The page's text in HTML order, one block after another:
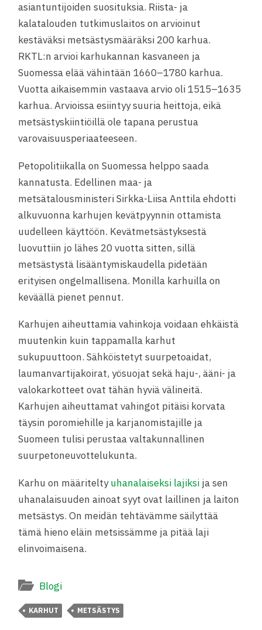
asiantuntijoiden suosituksia. Riista- ja
kalatalouden tutkimuslaitos on arvioinut
kestäväksi metsästysmääräksi 200 karhua.
RKTL:n arvioi karhukannan kasvaneen ja
Suomessa elää vähintään 1660–1780 karhua.
Vuotta aikaisemmin vastaava arvio oli 1515–1635
karhua. Arvioissa esiintyy suuria heittoja, eikä
metsästyskiintiöillä ole tapana perustua
varovaisuusperiaateeseen.
Petopolitiikalla on Suomessa helppo saada
kannatusta. Edellinen maa- ja
metsätalousministeri Sirkka-Liisa Anttila ehdotti
alkuvuonna karhujen kevätpyynnin ottamista
uudelleen käyttöön. Kevätmetsästyksestä
luovuttiin jo lähes 20 vuotta sitten, sillä
metsästystä lisääntymiskaudella pidetään
erityisen ongelmallisena. Monilla karhuilla on
keväällä pienet pennut.
Karhujen aiheuttamia vahinkoja voidaan ehkäistä
muutenkin kuin tappamalla karhut
sukupuuttoon. Sähköistetyt suurpetoaidat,
laumanvartijakoirat, yösuojat sekä haju-, ääni- ja
valokarkotteet ovat tähän hyviä välineitä.
Karhujen aiheuttamat vahingot pitäisi korvata
täysin poromiehille ja karjanomistajille ja
Suomeen tulisi perustaa valtakunnallinen
suurpetoneuvottelukunta.
Karhu on määriteltyuhanalaiseksi lajiksi ja sen
uhanalaisuuden ainoat syyt ovat laillinen ja laiton
metsästys. On meidän tehtävämme säilyttää
tämä hieno eläin metsissämme ja pitää laji
elinvoimaisena.
Blogi
KARHUT METSÄSTYS